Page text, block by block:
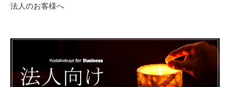
法人のお客様へ